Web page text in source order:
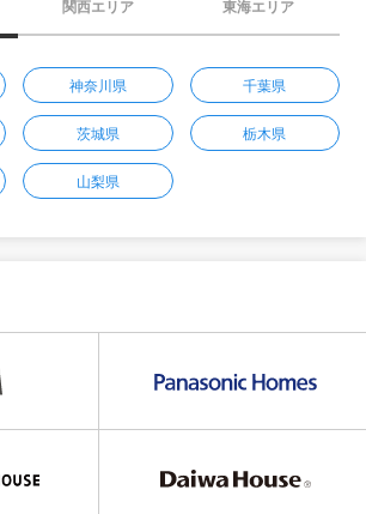
関西エリア 東海エリア
神奈川県 千葉県
茨城県 栃木県
山梨県